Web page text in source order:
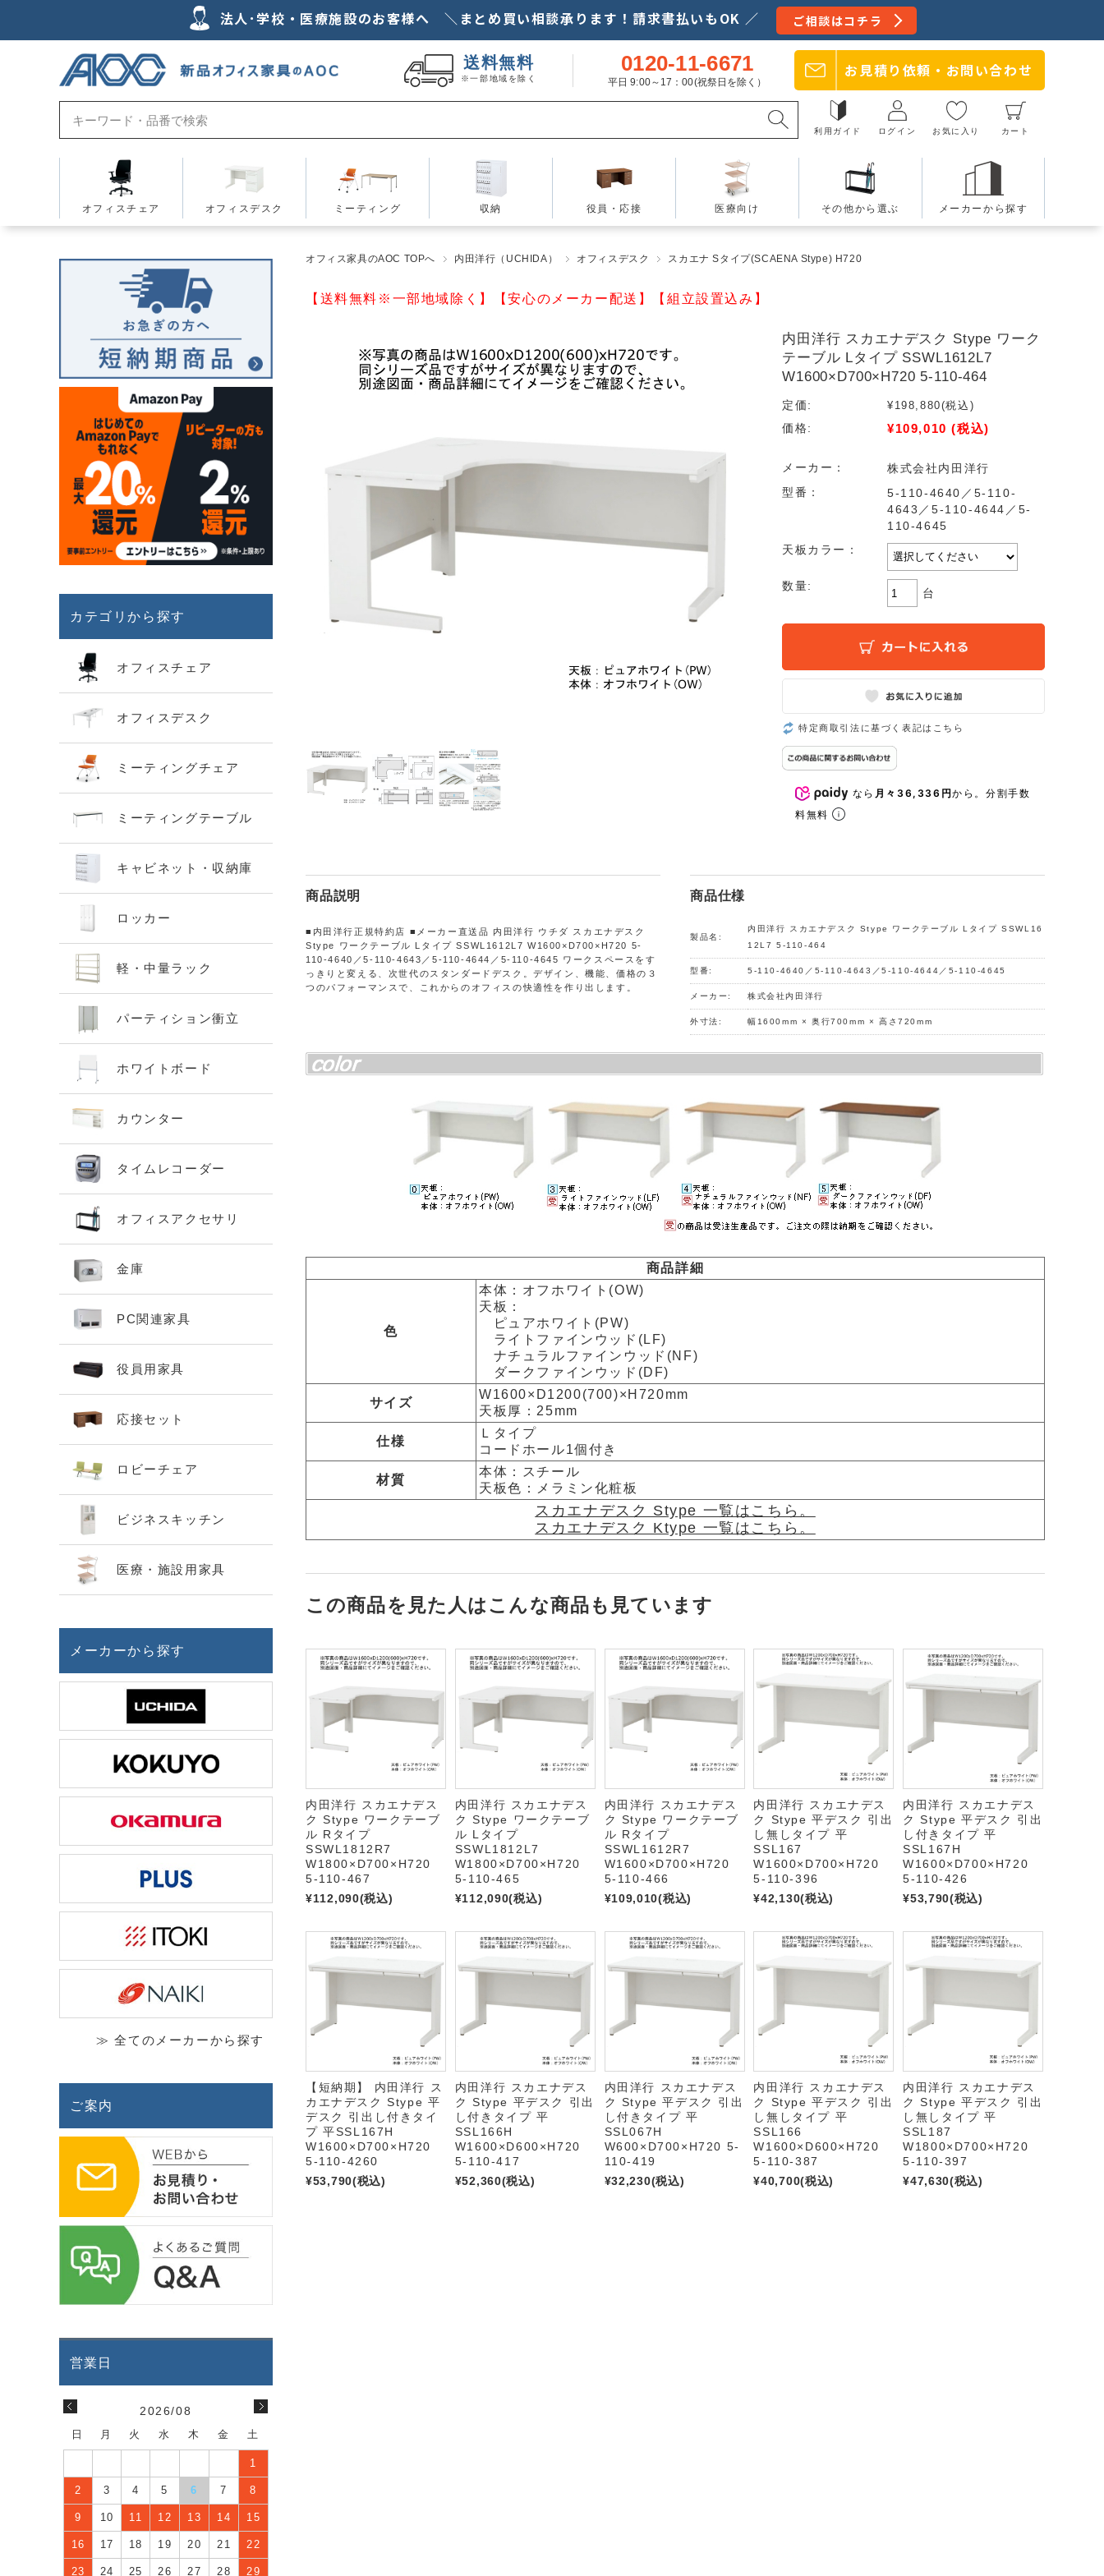
法人･学校・医療施設のお客様へ ＼まとめ買い相談承ります！請求書払いもOK ／ ご相談はコチラ
送料無料
※一部地域を除く
0120-11-6671
平日 9:00～17：00(祝祭日を除く）
お見積り依頼・ お問い合わせ
利用ガイド ログイン お気に入り カート
オフィスチェア オフィスデスク ミーティング 収納 役員・応接 医療向け その他から選ぶ メーカーから探す
オフィス家具のAOC TOPへ 内田洋行（UCHIDA） オフィスデスク スカエナ Sタイプ(SCAENA Stype) H720
【送料無料※一部地域除く】【安心のメーカー配送】【組立設置込み】
内田洋行 スカエナデスク Stype ワーク
テーブル Lタイプ SSWL1612L7
W1600×D700×H720 5-110-464
定価: ¥198,880(税込)
価格:
¥109,010 (税込)
メーカー：
株式会社内田洋行
型番：
5-110-4640／5-110-
4643／5-110-4644／5-
110-4645
天板カラー：
数量:
台
特定商取引法に基づく表記はこちら
なら 月々36,336円から。分割手数
料無料
商品説明
■内田洋行正規特約店 ■メーカー直送品 内田洋行 ウチダ スカエナデスク
Stype ワークテーブル Lタイプ SSWL1612L7 W1600×D700×H720 5-
110-4640／5-110-4643／5-110-4644／5-110-4645 ワークスペースをす
っきりと変える、次世代のスタンダードデスク。デザイン、機能、価格の３
つのパフォーマンスで、これからのオフィスの快適性を作り出します。
商品仕様
製品名:
内田洋行 スカエナデスク Stype ワークテーブル Lタイプ SSWL16
12L7 5-110-464
型番: 5-110-4640／5-110-4643／5-110-4644／5-110-4645
メーカー: 株式会社内田洋行
外寸法: 幅1600mm × 奥行700mm × 高さ720mm
商品詳細
色
本体：オフホワイト(OW)
天板：
ピュアホワイト(PW)
ライトファインウッド(LF)
ナチュラルファインウッド(NF)
ダークファインウッド(DF)
サイズ
W1600×D1200(700)×H720mm
天板厚：25mm
仕様
Ｌタイプ
コードホール1個付き
材質
本体：スチール
天板色：メラミン化粧板
スカエナデスク Stype 一覧はこちら。
スカエナデスク Ktype 一覧はこちら。
この商品を見た人はこんな商品も見ています
内田洋行 スカエナデス
ク Stype ワークテーブ
ル Rタイプ
SSWL1812R7
W1800×D700×H720
5-110-467
¥112,090(税込)
内田洋行 スカエナデス
ク Stype ワークテーブ
ル Lタイプ
SSWL1812L7
W1800×D700×H720
5-110-465
¥112,090(税込)
内田洋行 スカエナデス
ク Stype ワークテーブ
ル Rタイプ
SSWL1612R7
W1600×D700×H720
5-110-466
¥109,010(税込)
内田洋行 スカエナデス
ク Stype 平デスク 引出
し無しタイプ 平
SSL167
W1600×D700×H720
5-110-396
¥42,130(税込)
内田洋行 スカエナデス
ク Stype 平デスク 引出
し付きタイプ 平
SSL167H
W1600×D700×H720
5-110-426
¥53,790(税込)
【短納期】 内田洋行 ス
カエナデスク Stype 平
デスク 引出し付きタイ
プ 平SSL167H
W1600×D700×H720
5-110-4260
¥53,790(税込)
内田洋行 スカエナデス
ク Stype 平デスク 引出
し付きタイプ 平
SSL166H
W1600×D600×H720
5-110-417
¥52,360(税込)
内田洋行 スカエナデス
ク Stype 平デスク 引出
し付きタイプ 平
SSL067H
W600×D700×H720 5-
110-419
¥32,230(税込)
内田洋行 スカエナデス
ク Stype 平デスク 引出
し無しタイプ 平
SSL166
W1600×D600×H720
5-110-387
¥40,700(税込)
内田洋行 スカエナデス
ク Stype 平デスク 引出
し無しタイプ 平
SSL187
W1800×D700×H720
5-110-397
¥47,630(税込)
カテゴリから探す
オフィスチェア
オフィスデスク
ミーティングチェア
ミーティングテーブル
キャビネット・収納庫
ロッカー
軽・中量ラック
パーティション衝立
ホワイトボード
カウンター
タイムレコーダー
オフィスアクセサリ
金庫
PC関連家具
役員用家具
応接セット
ロビーチェア
ビジネスキッチン
医療・施設用家具
メーカーから探す
≫ 全てのメーカーから探す
ご案内
2026/08
日 月 火 水 木 金 土
1
2 3 4 5 6 7 8
9 10 11 12 13 14 15
16 17 18 19 20 21 22
23 24 25 26 27 28 29